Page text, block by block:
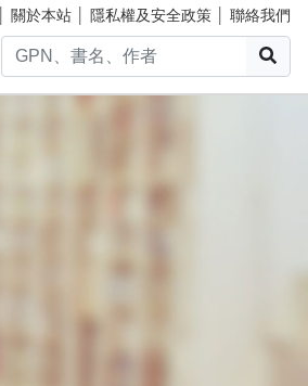
關於本站 隱私權及安全政策 聯絡我們